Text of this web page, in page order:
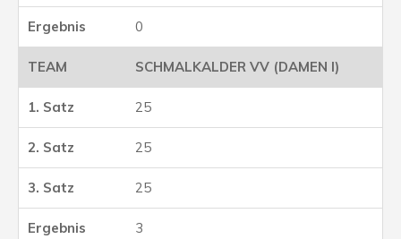
0
SCHMALKALDER VV (DAMEN I)
25
25
25
3